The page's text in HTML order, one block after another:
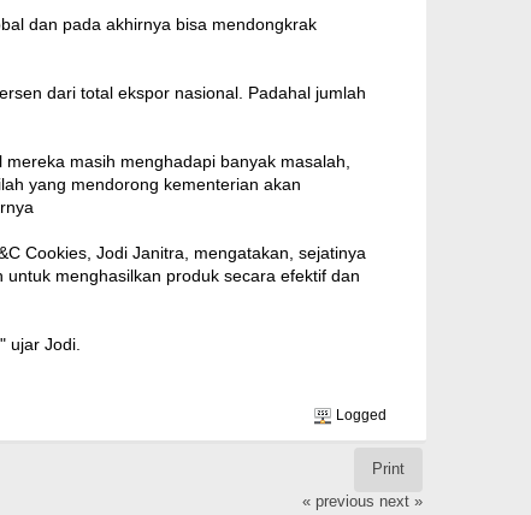
dan pada akhirnya bisa mendongkrak
dari total ekspor nasional. Padahal jumlah
masih menghadapi banyak masalah,
yang mendorong kementerian akan
Cookies, Jodi Janitra, mengatakan, sejatinya
menghasilkan produk secara efektif dan
ujar Jodi.
Logged
Print
« previous next »